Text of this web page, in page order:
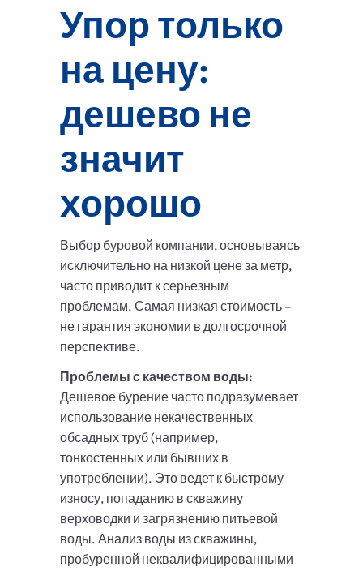
Упор только
на цену:
дешево не
значит
хорошо
Выбор буровой компании, основываясь
исключительно на низкой цене за метр,
часто приводит к серьезным
проблемам. Самая низкая стоимость –
не гарантия экономии в долгосрочной
перспективе.
Проблемы с качеством воды:
Дешевое бурение часто подразумевает
использование некачественных
обсадных труб (например,
тонкостенных или бывших в
употреблении). Это ведет к быстрому
износу, попаданию в скважину
верховодки и загрязнению питьевой
воды. Анализ воды из скважины,
пробуренной неквалифицированными